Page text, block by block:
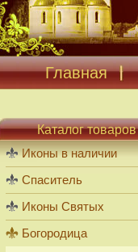
Главная
Каталог товаров
Иконы в наличии
Спаситель
Иконы Святых
Богородица